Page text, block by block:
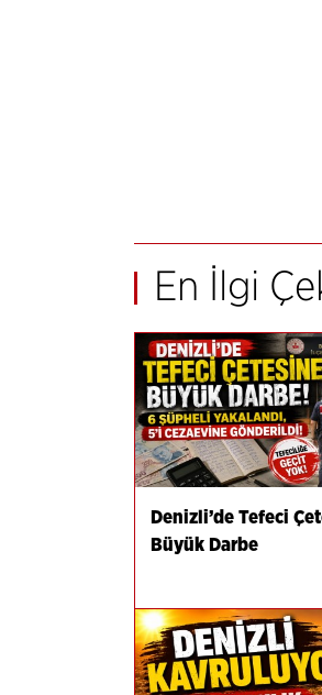
En İlgi
Denizli’de Tefeci
Büyük Darbe